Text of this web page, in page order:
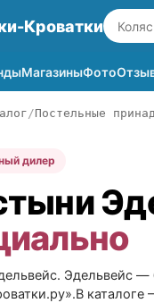
Кроватки
МагазиныФото
Постельные
дилер
Эдельвейс —